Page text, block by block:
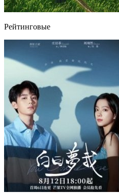
Рейтинговые